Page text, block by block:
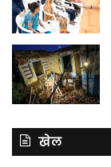
खेल